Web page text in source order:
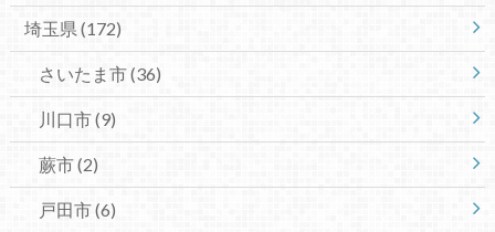
埼玉県 (172)
さいたま市(36)
川口市(9)
蕨市(2)
戸田市(6)